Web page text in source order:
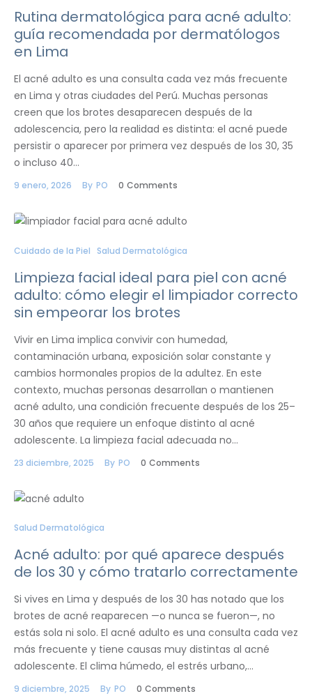
Rutina dermatológica para acné adulto:
guía recomendada por dermatólogos
en Lima
El acné adulto es una consulta cada vez más frecuente
en Lima y otras ciudades del Perú. Muchas personas
creen que los brotes desaparecen después de la
adolescencia, pero la realidad es distinta: el acné puede
persistir o aparecer por primera vez después de los 30, 35
o incluso 40…
9 enero, 2026 By PO 0 Comments
Cuidado de la Piel Salud Dermatológica
Limpieza facial ideal para piel con acné
adulto: cómo elegir el limpiador correcto
sin empeorar los brotes
Vivir en Lima implica convivir con humedad,
contaminación urbana, exposición solar constante y
cambios hormonales propios de la adultez. En este
contexto, muchas personas desarrollan o mantienen
acné adulto, una condición frecuente después de los 25–
30 años que requiere un enfoque distinto al acné
adolescente. La limpieza facial adecuada no…
23 diciembre, 2025 By PO 0 Comments
Salud Dermatológica
Acné adulto: por qué aparece después
de los 30 y cómo tratarlo correctamente
Si vives en Lima y después de los 30 has notado que los
brotes de acné reaparecen —o nunca se fueron—, no
estás sola ni solo. El acné adulto es una consulta cada vez
más frecuente y tiene causas muy distintas al acné
adolescente. El clima húmedo, el estrés urbano,…
9 diciembre, 2025 By PO 0 Comments